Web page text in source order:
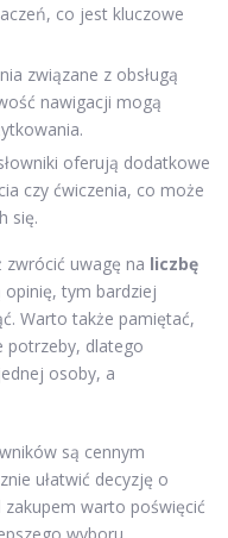
co jest kluczowe
związane z obsługą
nawigacji mogą
oferują dodatkowe
czy ćwiczenia, co może
się.
uwagę na liczbę
tym bardziej
Warto także pamiętać,
potrzeby, dlatego
osoby, a
są cennym
ułatwić decyzję o
zakupem warto poświęcić
wyboru